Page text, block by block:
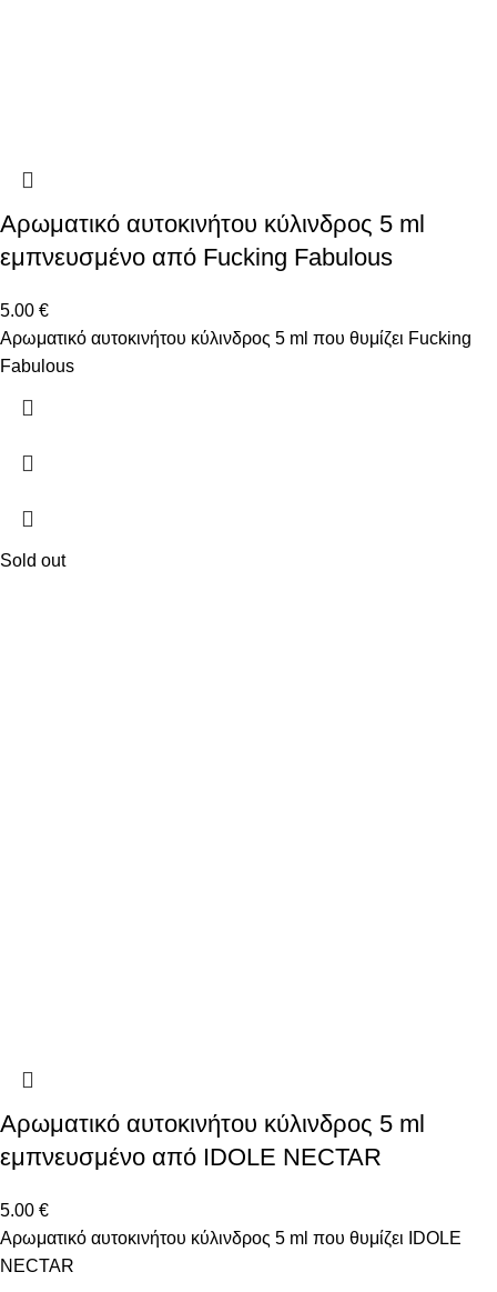
Αρωματικό αυτοκινήτου κύλινδρος 5 ml
εμπνευσμένο από Fucking Fabulous
5.00 €
Αρωματικό αυτοκινήτου κύλινδρος 5 ml που θυμίζει Fucking
Fabulous
Sold out
Αρωματικό αυτοκινήτου κύλινδρος 5 ml
εμπνευσμένο από IDOLE NECTAR
5.00 €
Αρωματικό αυτοκινήτου κύλινδρος 5 ml που θυμίζει IDOLE
NECTAR